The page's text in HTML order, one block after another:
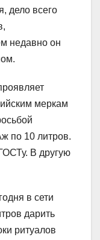
дело всего
недавно он
меркам
по 10 литров.
В другую
в сети
дарить
ритуалов